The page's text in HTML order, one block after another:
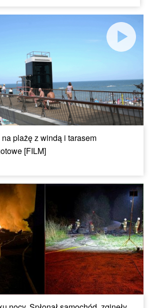
plażę z windą i tarasem
[FILM]